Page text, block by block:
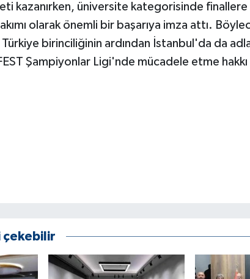
kazanırken, üniversite kategorisinde finallere
olarak önemli bir başarıya imza attı.
birinciliğinin ardından İstanbul'da da
Şampiyonlar Ligi'nde mücadele etme
çekebilir